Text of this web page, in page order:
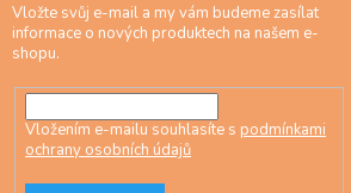
Vložte svůj e-mail a my vám budeme zasílat
informace o nových produktech na našem e-
shopu.
Vložením e-mailu souhlasíte s podmínkami
ochrany osobních údajů